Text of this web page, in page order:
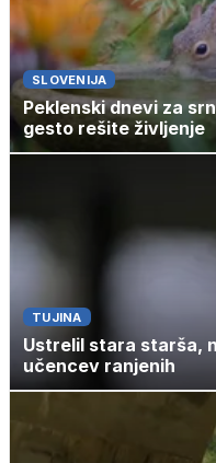
SLOVENIJA
Peklenski dnevi za
gesto rešite življenje
TUJINA
Ustrelil stara starša,
učencev ranjenih